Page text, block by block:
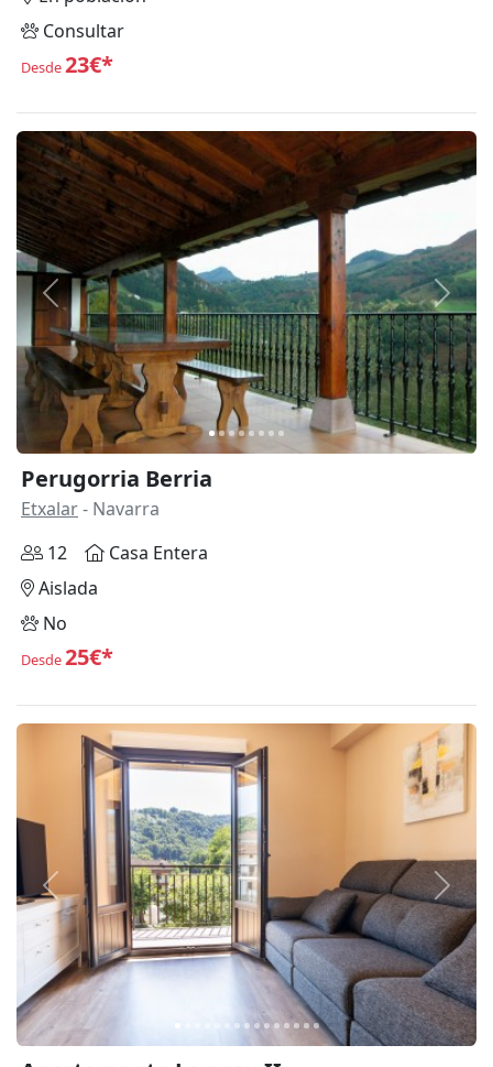
Consultar
Desde23€*
Anterior
Perugorria Berria
Etxalar- Navarra
12
Casa Entera
Aislada
No
Desde25€*
Anterior